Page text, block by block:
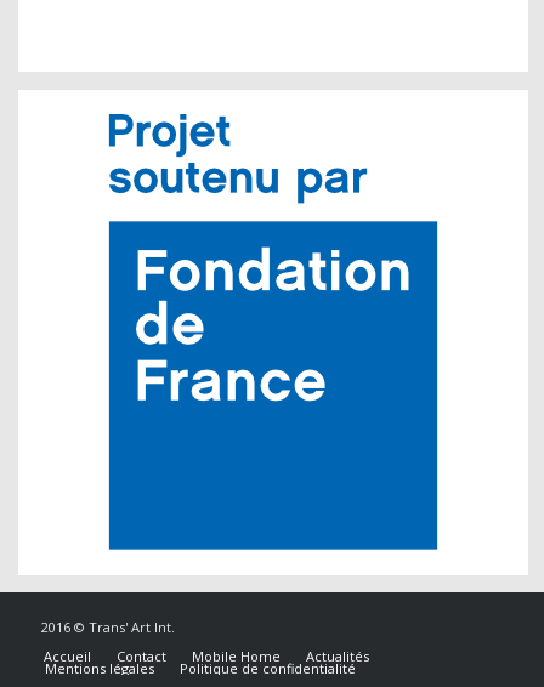
2016 © Trans' Art Int.
Accueil
Contact Mobile Home Actualités
Mentions légales Politique de confidentialité